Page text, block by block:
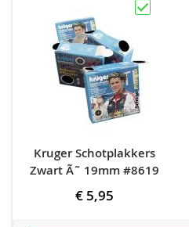
Kruger Schotplakkers
Zwart Ã˜ 19mm #8619
€ 5,95